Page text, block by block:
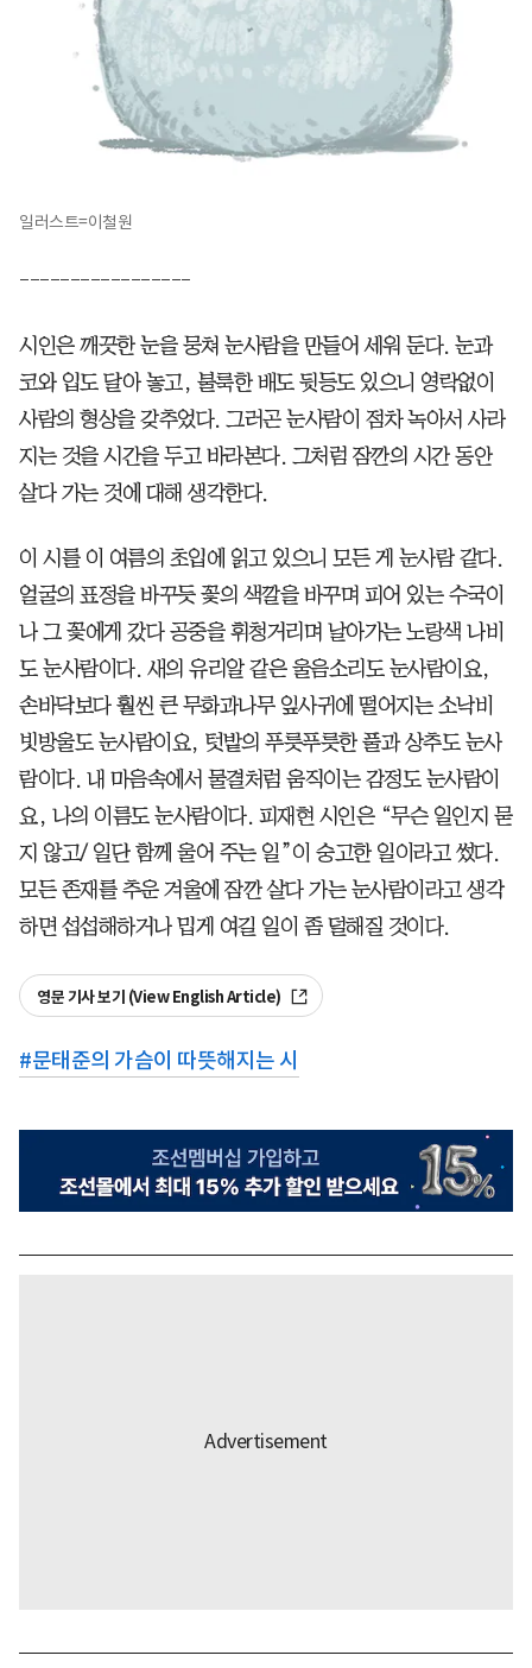
일러스트=이철원
-----------------
시인은 깨끗한 눈을 뭉쳐 눈사람을 만들어 세워 둔다. 눈과
코와 입도 달아 놓고, 불룩한 배도 뒷등도 있으니 영락없이
사람의 형상을 갖추었다. 그러곤 눈사람이 점차 녹아서 사라
지는 것을 시간을 두고 바라본다. 그처럼 잠깐의 시간 동안
살다 가는 것에 대해 생각한다.
이 시를 이 여름의 초입에 읽고 있으니 모든 게 눈사람 같다.
얼굴의 표정을 바꾸듯 꽃의 색깔을 바꾸며 피어 있는 수국이
나 그 꽃에게 갔다 공중을 휘청거리며 날아가는 노랑색 나비
도 눈사람이다. 새의 유리알 같은 울음소리도 눈사람이요,
손바닥보다 훨씬 큰 무화과나무 잎사귀에 떨어지는 소낙비
빗방울도 눈사람이요, 텃밭의 푸릇푸릇한 풀과 상추도 눈사
람이다. 내 마음속에서 물결처럼 움직이는 감정도 눈사람이
요, 나의 이름도 눈사람이다. 피재현 시인은 “무슨 일인지 묻
지 않고/ 일단 함께 울어 주는 일”이 숭고한 일이라고 썼다.
모든 존재를 추운 겨울에 잠깐 살다 가는 눈사람이라고 생각
하면 섭섭해하거나 밉게 여길 일이 좀 덜해질 것이다.
영문 기사 보기 (View English Article)
#문태준의 가슴이 따뜻해지는 시